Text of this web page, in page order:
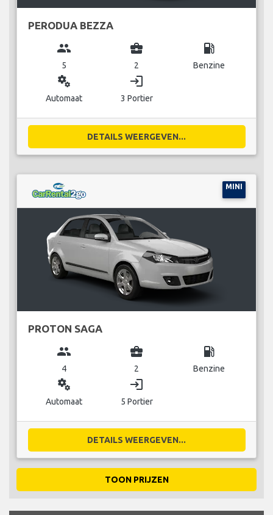
PERODUA BEZZA
group
5
business_center
2
local_gas_station
Benzine
miscellaneous_services
Automaat
login
3 Portier
DETAILS WEERGEVEN...
MINI
PROTON SAGA
group
4
business_center
2
local_gas_station
Benzine
miscellaneous_services
Automaat
login
5 Portier
DETAILS WEERGEVEN...
TOON PRIJZEN